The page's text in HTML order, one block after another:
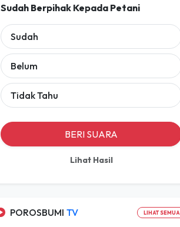
Sudah Berpihak Kepada Petani
Sudah
Belum
Tidak Tahu
BERI SUARA
Lihat Hasil
POROSBUMI TV LIHAT SEMUA